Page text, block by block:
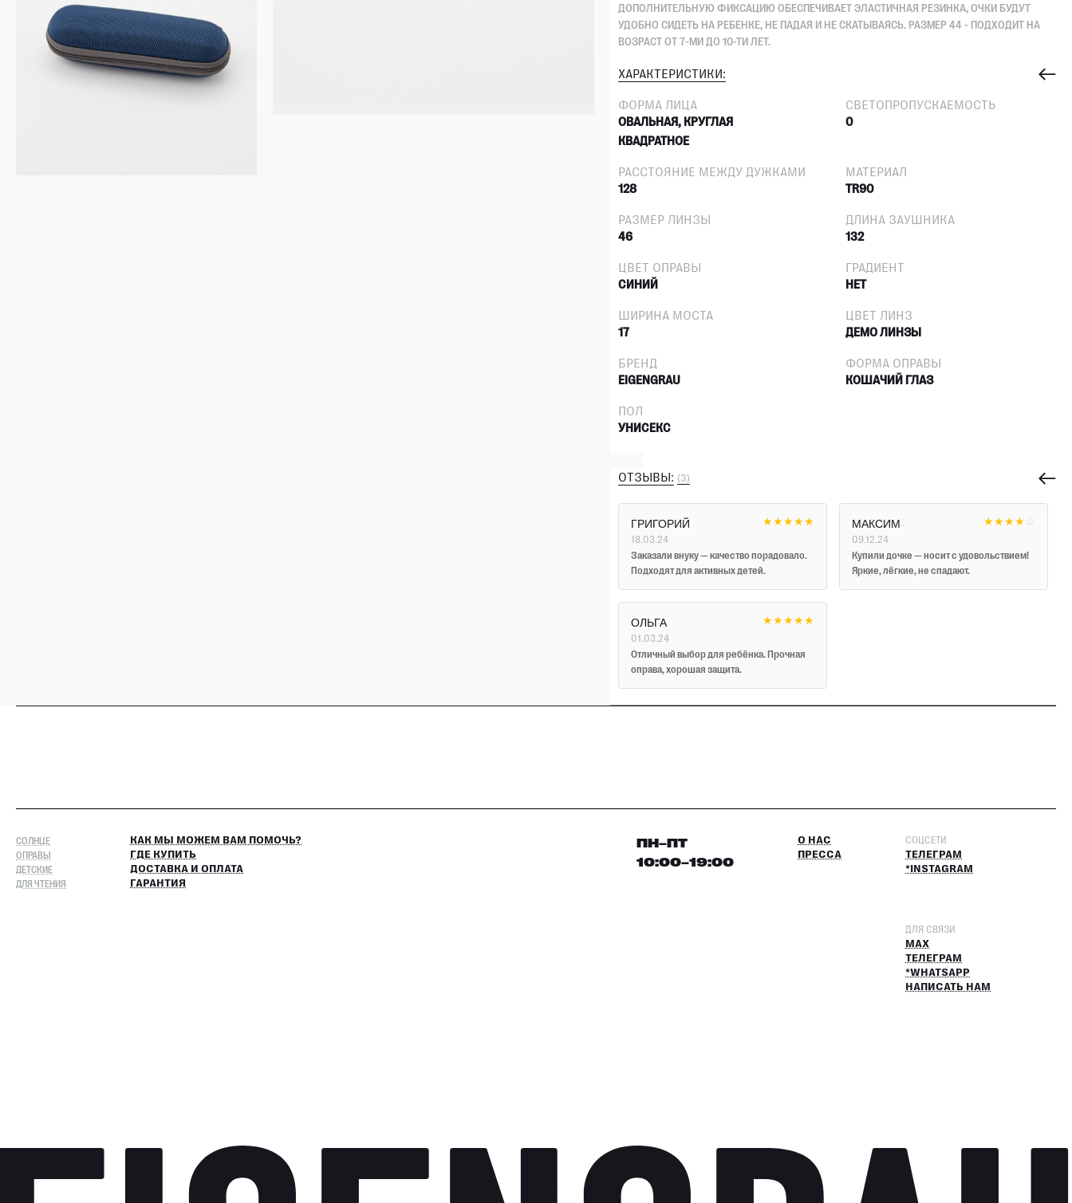
ДОПОЛНИТЕЛЬНУЮ ФИКСАЦИЮ ОБЕСПЕЧИВАЕТ ЭЛАСТИЧНАЯ РЕЗИНКА, ОЧКИ БУДУТ
УДОБНО СИДЕТЬ НА РЕБЕНКЕ, НЕ ПАДАЯ И НЕ СКАТЫВАЯСЬ. РАЗМЕР 44 - ПОДХОДИТ НА
ВОЗРАСТ ОТ 7-МИ ДО 10-ТИ ЛЕТ.
ХАРАКТЕРИСТИКИ:
ФОРМА ЛИЦА
ОВАЛЬНАЯ, КРУГЛАЯ
КВАДРАТНОЕ
СВЕТОПРОПУСКАЕМОСТЬ
0
РАССТОЯНИЕ МЕЖДУ ДУЖКАМИ
128
МАТЕРИАЛ
TR90
РАЗМЕР ЛИНЗЫ
46
ДЛИНА ЗАУШНИКА
132
ЦВЕТ ОПРАВЫ
СИНИЙ
ГРАДИЕНТ
НЕТ
ШИРИНА МОСТА
17
ЦВЕТ ЛИНЗ
ДЕМО ЛИНЗЫ
БРЕНД
EIGENGRAU
ФОРМА ОПРАВЫ
КОШАЧИЙ ГЛАЗ
ПОЛ
УНИСЕКС
ОТЗЫВЫ: (3)
ГРИГОРИЙ
18.03.24
★★★★★
Заказали внуку — качество порадовало.
Подходят для активных детей.
МАКСИМ
09.12.24
★★★★
Купили дочке — носит с удовольствием!
Яркие, лёгкие, не спадают.
ОЛЬГА
01.03.24
★★★★★
Отличный выбор для ребёнка. Прочная
оправа, хорошая защита.
СОЛНЦЕ
ОПРАВЫ
ДЕТСКИЕ
ДЛЯ ЧТЕНИЯ
КАК МЫ МОЖЕМ ВАМ ПОМОЧЬ?
ГДЕ КУПИТЬ
ДОСТАВКА И ОПЛАТА
ГАРАНТИЯ
ПН–ПТ
10:00–19:00
О НАС
ПРЕССА
СОЦСЕТИ
ТЕЛЕГРАМ
*INSTAGRAM
ДЛЯ СВЯЗИ
MAX
ТЕЛЕГРАМ
*WHATSAPP
НАПИСАТЬ НАМ